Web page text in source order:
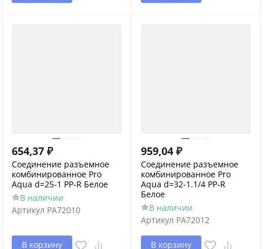
654,37 ₽
Соединение разъемное
комбинированное Pro
Aqua d=25-1 PP-R Белое
В наличии
Артикул PA72010
В корзину
959,04 ₽
Соединение разъемное
комбинированное Pro
Aqua d=32-1.1/4 PP-R
Белое
В наличии
Артикул PA72012
В корзину